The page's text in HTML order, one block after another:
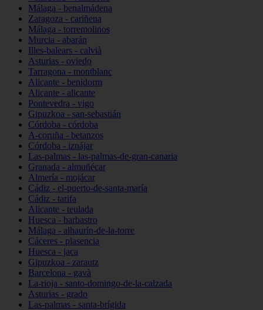
Málaga - benalmádena
Zaragoza - cariñena
Málaga - torremolinos
Murcia - abarán
Illes-balears - calvià
Asturias - oviedo
Tarragona - montblanc
Alicante - benidorm
Alicante - alicante
Pontevedra - vigo
Gipuzkoa - san-sebastián
Córdoba - córdoba
A-coruña - betanzos
Córdoba - iznájar
Las-palmas - las-palmas-de-gran-canaria
Granada - almuñécar
Almería - mojácar
Cádiz - el-puerto-de-santa-maría
Cádiz - tarifa
Alicante - teulada
Huesca - barbastro
Málaga - alhaurín-de-la-torre
Cáceres - plasencia
Huesca - jaca
Gipuzkoa - zarautz
Barcelona - gavà
La-rioja - santo-domingo-de-la-calzada
Asturias - grado
Las-palmas - santa-brígida